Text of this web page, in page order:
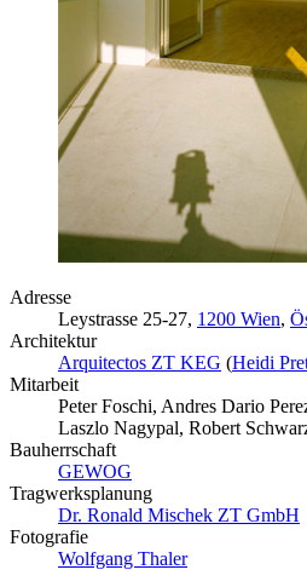
Adresse
Leystrasse 25-27, 1200 Wien,
Architektur
Arquitectos ZT KEG (Heidi
Mitarbeit
Peter Foschi, Andres Dario
Laszlo Nagypal, Robert
Bauherrschaft
GEWOG
Tragwerksplanung
Dr. Ronald Mischek ZT GmbH
Fotografie
Wolfgang Thaler